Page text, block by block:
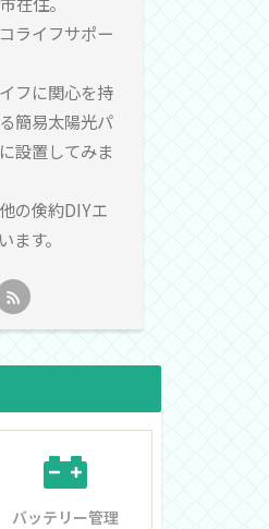
ライフサポー
フに関心を持
簡易太陽光パ
設置してみま
の倹約DIYエ
ます。
バッテリー管理